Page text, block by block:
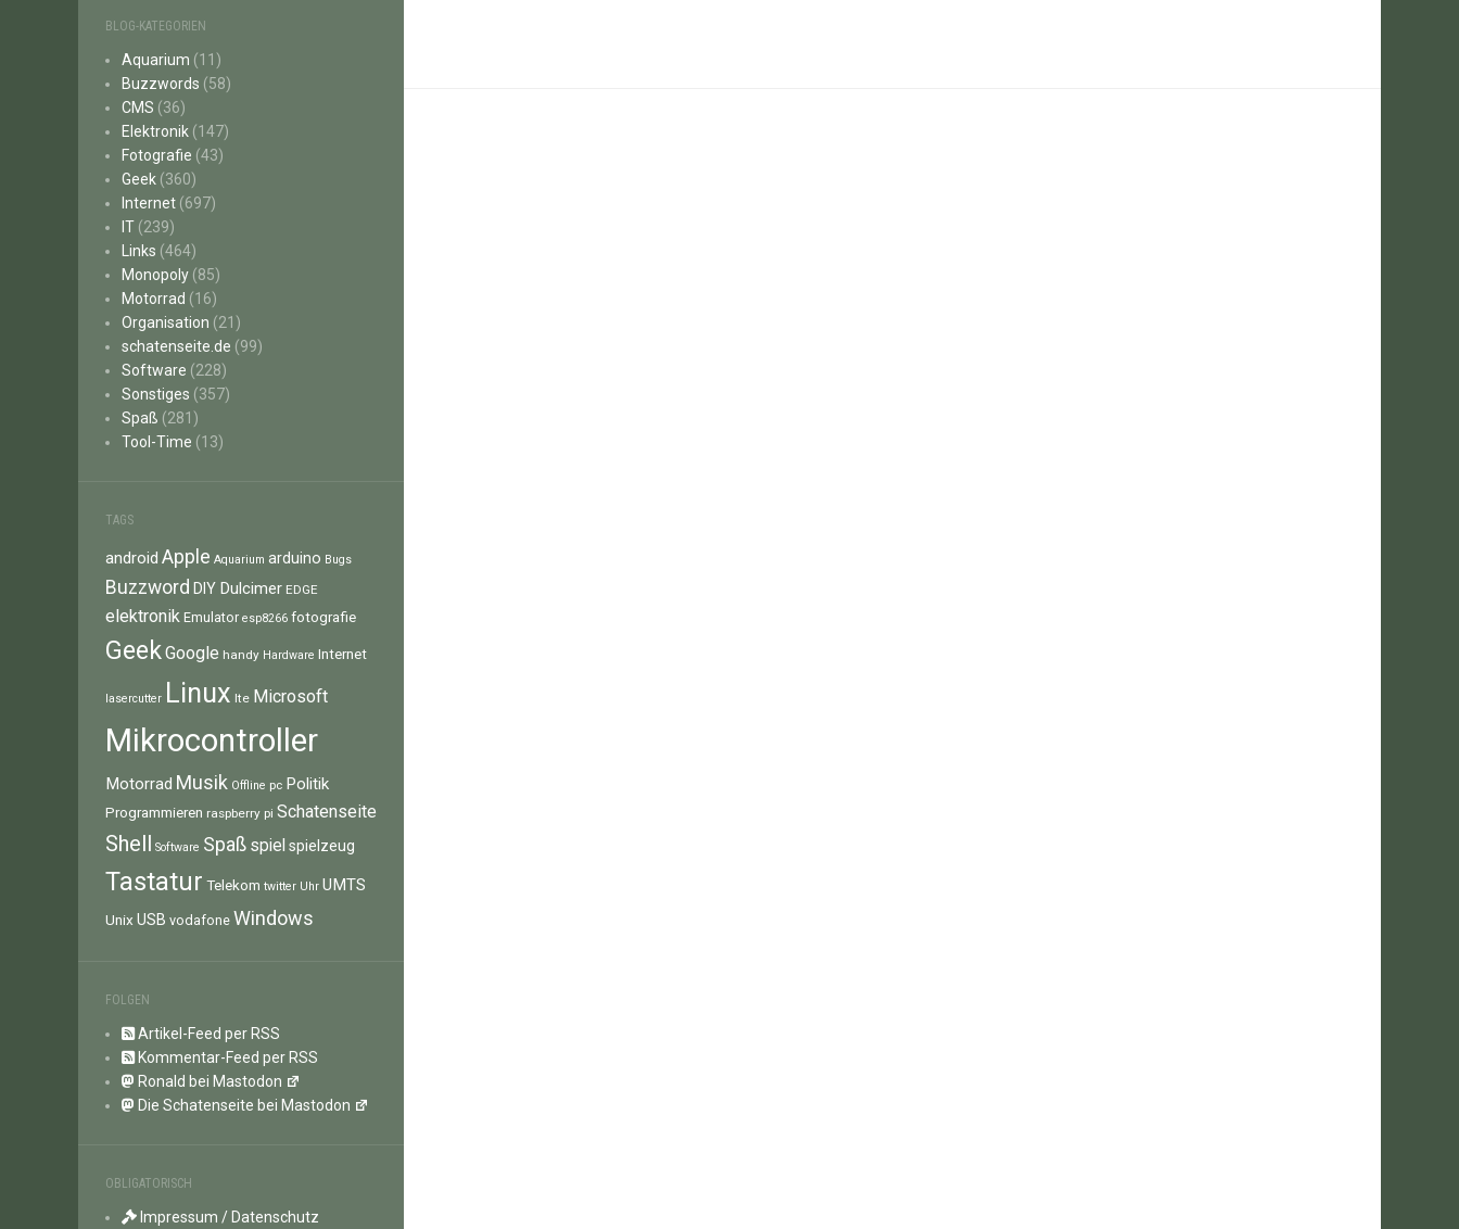
BLOG-KATEGORIEN
Aquarium (11)
Buzzwords (58)
CMS (36)
Elektronik (147)
Fotografie (43)
Geek (360)
Internet (697)
IT (239)
Links (464)
Monopoly (85)
Motorrad (16)
Organisation (21)
schatenseite.de (99)
Software (228)
Sonstiges (357)
Spaß (281)
Tool-Time (13)
TAGS
android Apple Aquarium arduino Bugs
Buzzword DIY Dulcimer EDGE
elektronik Emulator esp8266 fotografie
GeekGoogle handy Hardware Internet
lasercutter Linux lte Microsoft
Mikrocontroller
Motorrad Musik Offline pc Politik
Programmieren raspberry pi Schatenseite
Shell Software Spaß spiel spielzeug
Tastatur Telekom twitter Uhr UMTS
Unix USB vodafone Windows
FOLGEN
Artikel-Feed per RSS
Kommentar-Feed per RSS
Ronald bei Mastodon
Die Schatenseite bei Mastodon
OBLIGATORISCH
Impressum / Datenschutz